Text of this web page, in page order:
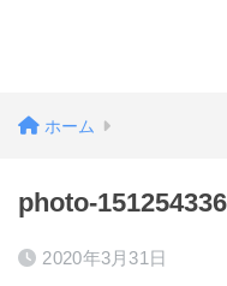
ホーム
photo-
2020年3月31日